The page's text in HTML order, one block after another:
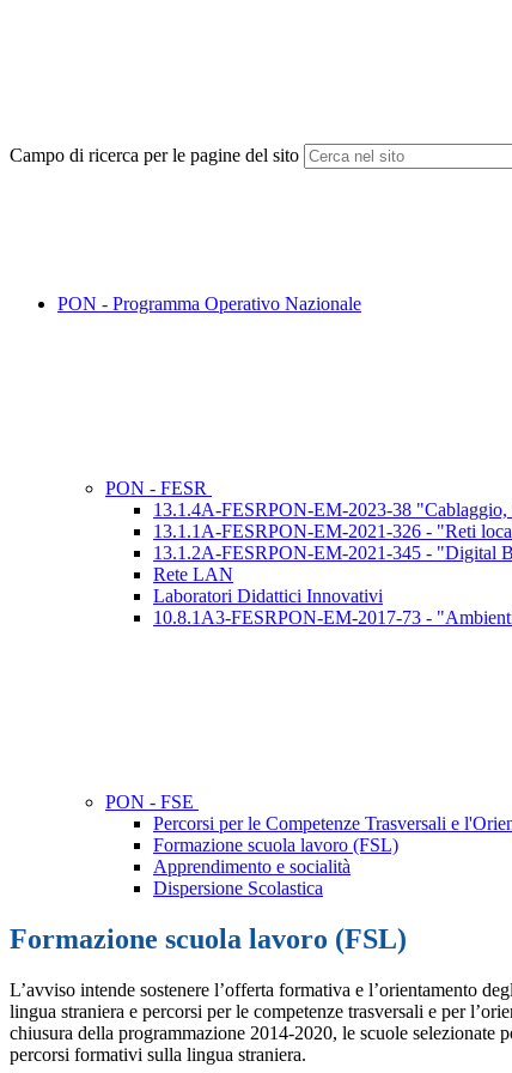
Campo di ricerca per le pagine del sito
PON - Programma Operativo Nazionale
PON - FESR
13.1.4A-FESRPON-EM-2023-38
13.1.1A-FESRPON-EM-2021-326 - "Reti
13.1.2A-FESRPON-EM-2021-345 - "Digital
Rete LAN
Laboratori Didattici Innovativi
10.8.1A3-FESRPON-EM-2017-73 -
PON - FSE
Percorsi per le Competenze Trasversali e
Formazione scuola lavoro (FSL)
Apprendimento e socialità
Dispersione Scolastica
Formazione scuola lavoro (FSL)
L’avviso intende sostenere l’offerta formativa e l’orientamento
lingua straniera e percorsi per le competenze trasversali e per
chiusura della programmazione 2014-2020, le scuole selezionate
percorsi formativi sulla lingua straniera.